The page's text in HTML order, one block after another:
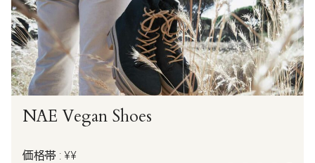
NAE Vegan Shoes
価格帯 : ¥¥